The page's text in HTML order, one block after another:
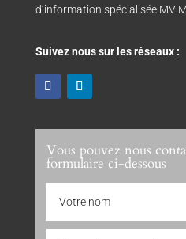
d’information spécialisée MV
Suivez nous sur les réseaux :
Vous pouvez nous
formulaire ci-dessous